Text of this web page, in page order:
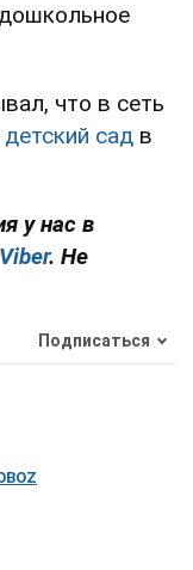
что в сеть
сад в
у нас в
Viber. Не
Подписаться